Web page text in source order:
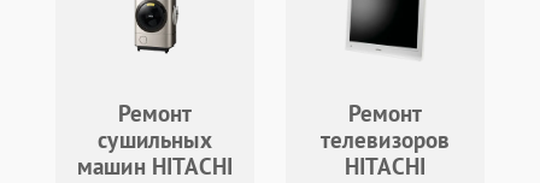
Ремонт
сушильных
машин HITACHI
Ремонт
телевизоров
HITACHI